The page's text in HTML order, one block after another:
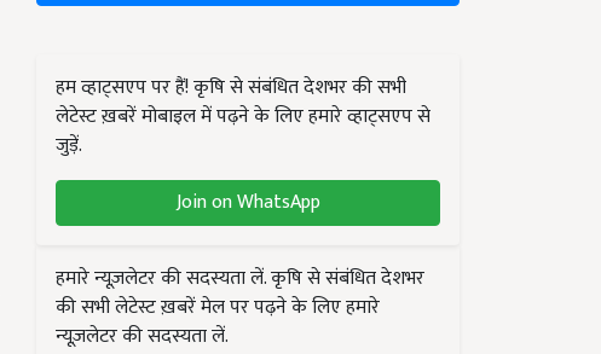
हम व्हाट्सएप पर हैं! कृषि से संबंधित देशभर की सभी
लेटेस्ट ख़बरें मोबाइल में पढ़ने के लिए हमारे व्हाट्सएप से
जुड़ें.
Join on WhatsApp
हमारे न्यूज़लेटर की सदस्यता लें. कृषि से संबंधित देशभर
की सभी लेटेस्ट ख़बरें मेल पर पढ़ने के लिए हमारे
न्यूज़लेटर की सदस्यता लें.